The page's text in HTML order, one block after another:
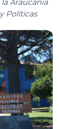
Araucanía
Políticas